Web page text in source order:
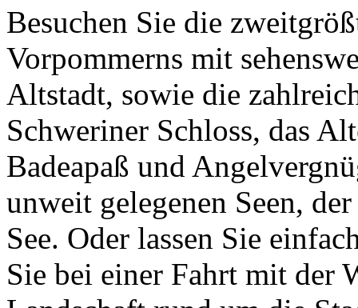
Besuchen Sie die
Vorpommerns mit
Altstadt, sowie die
Schweriner Schloss, das
Badeapaß und
unweit gelegenen Seen,
See. Oder lassen Sie
Sie bei einer Fahrt mit der